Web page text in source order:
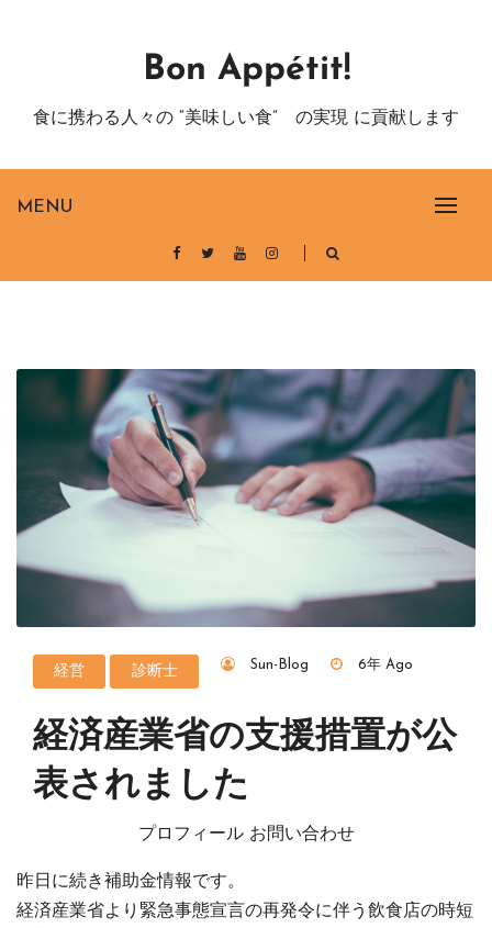
MENU
Bon Appétit!
食に携わる人々の “美味しい食” の実現 に貢献します
経営 診断士 Sun-Blog 6年 Ago
経済産業省の支援措置が公
表されました
プロフィール お問い合わせ
昨日に続き補助金情報です。
経済産業省より緊急事態宣言の再発令に伴う飲食店の時短